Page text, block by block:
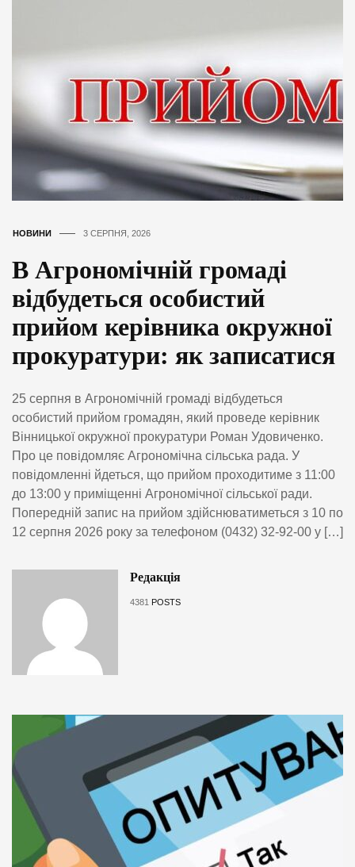
НОВИНИ 3 СЕРПНЯ, 2026
В Агрономічній громаді
відбудеться особистий
прийом керівника окружної
прокуратури: як записатися
25 серпня в Агрономічній громаді відбудеться
особистий прийом громадян, який проведе керівник
Вінницької окружної прокуратури Роман Удовиченко.
Про це повідомляє Агрономічна сільська рада. У
повідомленні йдеться, що прийом проходитиме з 11:00
до 13:00 у приміщенні Агрономічної сільської ради.
Попередній запис на прийом здійснюватиметься з 10 по
12 серпня 2026 року за телефоном (0432) 32-92-00 у […]
Редакція
4381 POSTS